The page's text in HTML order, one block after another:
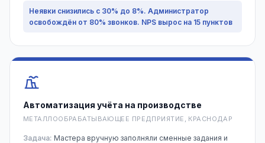
Неявки снизились с 30% до 8%. Администратор
освобождён от 80% звонков. NPS вырос на 15 пунктов
Автоматизация учёта на производстве
МЕТАЛЛООБРАБАТЫВАЮЩЕЕ ПРЕДПРИЯТИЕ, КРАСНОДАР
Задача: Мастера вручную заполняли сменные задания и